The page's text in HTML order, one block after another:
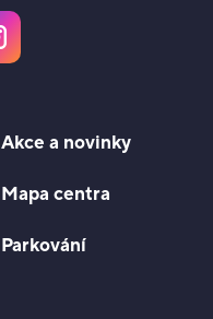
Akce a novinky
Mapa centra
Parkování